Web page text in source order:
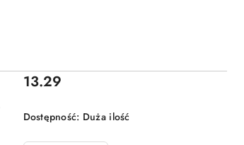
Cena:
13.29
Dostępność: Duża ilość